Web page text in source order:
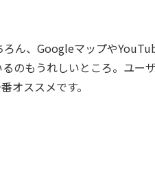
ん、Googleマップや
のもうれしいところ。ユー
ススメです。